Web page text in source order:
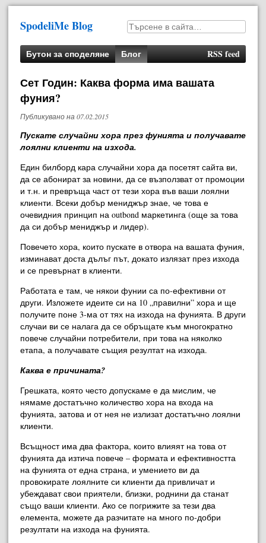
SpodeliMe Blog
Бутон за споделяне Блог RSS feed
Сет Годин: Каква форма има вашата
фуния?
Публикувано на 07.02.2015
Пускате случайни хора през фунията и получавате
лоялни клиенти на изхода.
Един билборд кара случайни хора да посетят сайта ви,
да се абонират за новини, да се възползват от промоции
и т.н. и превръща част от тези хора във ваши лоялни
клиенти. Всеки добър мениджър знае, че това е
очевидния принцип на outbond маркетинга (още за това
да си добър мениджър и лидер).
Повечето хора, които пускате в отвора на вашата фуния,
изминават доста дълъг път, докато излязат през изхода
и се превърнат в клиенти.
Работата е там, че някои фунии са по-ефективни от
други. Изложете идеите си на 10 „правилни” хора и ще
получите поне 3-ма от тях на изхода на фунията. В други
случаи ви се налага да се обръщате към многократно
повече случайни потребители, при това на няколко
етапа, а получавате същия резултат на изхода.
Каква е причината?
Грешката, която често допускаме е да мислим, че
нямаме достатъчно количество хора на входа на
фунията, затова и от нея не излизат достатъчно лоялни
клиенти.
Всъщност има два фактора, които влияят на това от
фунията да изтича повече – формата и ефективността
на фунията от една страна, и умението ви да
провокирате лоялните си клиенти да привличат и
убеждават свои приятели, близки, роднини да станат
също ваши клиенти. Ако се погрижите за тези два
елемента, можете да разчитате на много по-добри
резултати на изхода на фунията.